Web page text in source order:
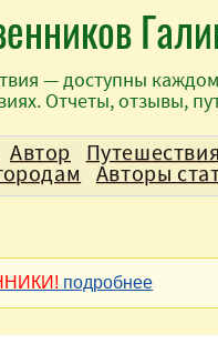
— доступны
Отчеты, отзывы,
подробнее
Автор Путешествия
Авторы